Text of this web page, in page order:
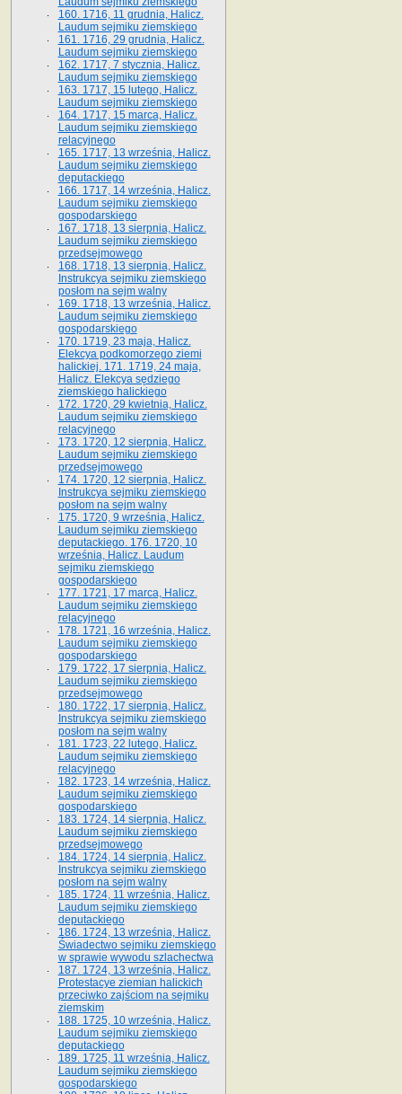
160. 1716, 11 grudnia, Halicz.
Laudum sejmiku ziemskiego
161. 1716, 29 grudnia, Halicz.
Laudum sejmiku ziemskiego
162. 1717, 7 stycznia, Halicz.
Laudum sejmiku ziemskiego
163. 1717, 15 lutego, Halicz.
Laudum sejmiku ziemskiego
164. 1717, 15 marca, Halicz.
Laudum sejmiku ziemskiego
relacyjnego
165. 1717, 13 września, Halicz.
Laudum sejmiku ziemskiego
deputackiego
166. 1717, 14 września, Halicz.
Laudum sejmiku ziemskiego
gospodarskiego
167. 1718, 13 sierpnia, Halicz.
Laudum sejmiku ziemskiego
przedsejmowego
168. 1718, 13 sierpnia, Halicz.
Instrukcya sejmiku ziemskiego
posłom na sejm walny
169. 1718, 13 września, Halicz.
Laudum sejmiku ziemskiego
gospodarskiego
170. 1719, 23 maja, Halicz.
Elekcya podkomorzego ziemi
halickiej. 171. 1719, 24 maja,
Halicz. Elekcya sędziego
ziemskiego halickiego
172. 1720, 29 kwietnia, Halicz.
Laudum sejmiku ziemskiego
relacyjnego
173. 1720, 12 sierpnia, Halicz.
Laudum sejmiku ziemskiego
przedsejmowego
174. 1720, 12 sierpnia, Halicz.
Instrukcya sejmiku ziemskiego
posłom na sejm walny
175. 1720, 9 września, Halicz.
Laudum sejmiku ziemskiego
deputackiego. 176. 1720, 10
września, Halicz. Laudum
sejmiku ziemskiego
gospodarskiego
177. 1721, 17 marca, Halicz.
Laudum sejmiku ziemskiego
relacyjnego
178. 1721, 16 września, Halicz.
Laudum sejmiku ziemskiego
gospodarskiego
179. 1722, 17 sierpnia, Halicz.
Laudum sejmiku ziemskiego
przedsejmowego
180. 1722, 17 sierpnia, Halicz.
Instrukcya sejmiku ziemskiego
posłom na sejm walny
181. 1723, 22 lutego, Halicz.
Laudum sejmiku ziemskiego
relacyjnego
182. 1723, 14 września, Halicz.
Laudum sejmiku ziemskiego
gospodarskiego
183. 1724, 14 sierpnia, Halicz.
Laudum sejmiku ziemskiego
przedsejmowego
184. 1724, 14 sierpnia, Halicz.
Instrukcya sejmiku ziemskiego
posłom na sejm walny
185. 1724, 11 września, Halicz.
Laudum sejmiku ziemskiego
deputackiego
186. 1724, 13 września, Halicz.
Świadectwo sejmiku ziemskiego
w sprawie wywodu szlachectwa
187. 1724, 13 września, Halicz.
Protestacye ziemian halickich
przeciwko zajściom na sejmiku
ziemskim
188. 1725, 10 września, Halicz.
Laudum sejmiku ziemskiego
deputackiego
189. 1725, 11 września, Halicz.
Laudum sejmiku ziemskiego
gospodarskiego